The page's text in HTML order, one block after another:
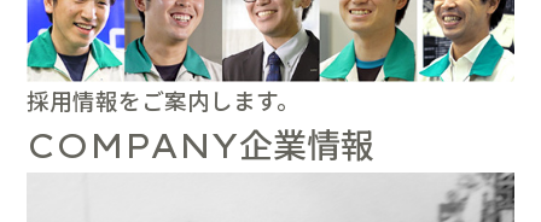
採用情報をご案内します。
COMPANY企業情報